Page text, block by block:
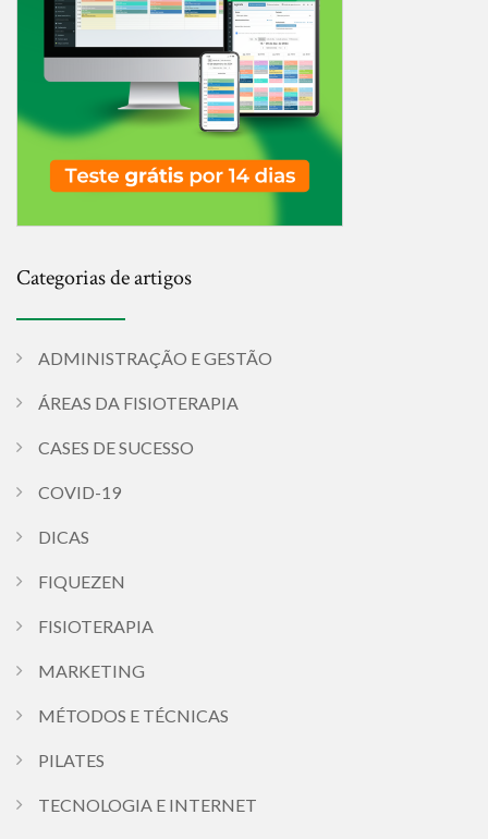
Categorias de artigos
ADMINISTRAÇÃO E GESTÃO
ÁREAS DA FISIOTERAPIA
CASES DE SUCESSO
COVID-19
DICAS
FIQUEZEN
FISIOTERAPIA
MARKETING
MÉTODOS E TÉCNICAS
PILATES
TECNOLOGIA E INTERNET